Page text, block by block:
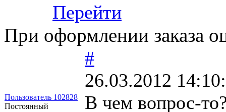
Перейти
При оформлении заказа
Пользователь 102828
Постоянный
#
26.03.2012
В чем вопрос-